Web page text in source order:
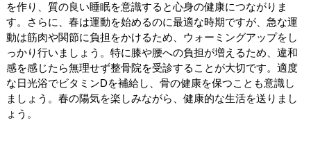
を作り、質の良い睡眠を意識すると心身の健康につながりま
す。さらに、春は運動を始めるのに最適な時期ですが、急な運
動は筋肉や関節に負担をかけるため、ウォーミングアップをし
っかり行いましょう。特に膝や腰への負担が増えるため、違和
感を感じたら無理せず整骨院を受診することが大切です。適度
な日光浴でビタミンDを補給し、骨の健康を保つことも意識し
ましょう。春の陽気を楽しみながら、健康的な生活を送りまし
ょう。